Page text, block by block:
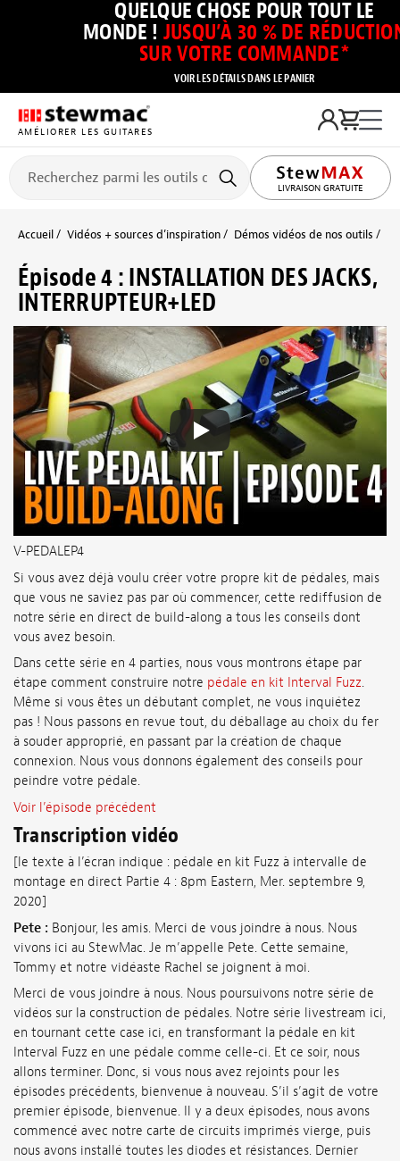
QUELQUE CHOSE POUR TOUT LE
MONDE ! JUSQU’À 30 % DE
SUR VOTRE COMMANDE*
VOIR LES DÉTAILS DANS LE PANIER
AMÉLIORER LES GUITARES
LIVRAISON GRATUITE
Accueil Vidéos + sources d’inspiration Démos vidéos de nos outils
Épisode 4 : INSTALLATION DES JACKS,
INTERRUPTEUR+LED
V-PEDALEP4
Si vous avez déjà voulu créer votre propre kit de pédales, mais
que vous ne saviez pas par où commencer, cette rediffusion de
notre série en direct de build-along a tous les conseils dont
vous avez besoin.
Dans cette série en 4 parties, nous vous montrons étape par
étape comment construire notre pédale en kit Interval Fuzz.
Même si vous êtes un débutant complet, ne vous inquiétez
pas ! Nous passons en revue tout, du déballage au choix du fer
à souder approprié, en passant par la création de chaque
connexion. Nous vous donnons également des conseils pour
peindre votre pédale.
Voir l’épisode précédent
Transcription vidéo
[le texte à l’écran indique : pédale en kit Fuzz à intervalle de
montage en direct Partie 4 : 8pm Eastern, Mer. septembre 9,
2020]
Pete : Bonjour, les amis. Merci de vous joindre à nous. Nous
vivons ici au StewMac. Je m’appelle Pete. Cette semaine,
Tommy et notre vidéaste Rachel se joignent à moi.
Merci de vous joindre à nous. Nous poursuivons notre série de
vidéos sur la construction de pédales. Notre série livestream ici,
en tournant cette case ici, en transformant la pédale en kit
Interval Fuzz en une pédale comme celle-ci. Et ce soir, nous
allons terminer. Donc, si vous nous avez rejoints pour les
épisodes précédents, bienvenue à nouveau. S’il s’agit de votre
premier épisode, bienvenue. Il y a deux épisodes, nous avons
commencé avec notre carte de circuits imprimés vierge, puis
nous avons installé toutes les diodes et résistances. Dernier